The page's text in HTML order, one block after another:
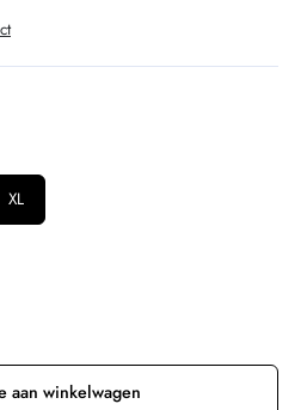
XL
aan winkelwagen